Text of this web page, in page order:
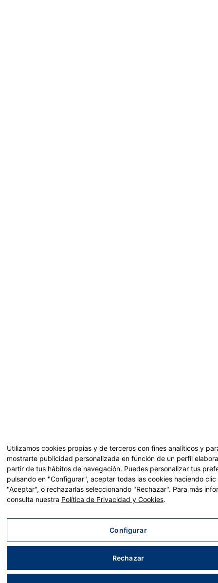
Utilizamos cookies propias y de terceros con fines analíticos y
mostrarte publicidad personalizada en función de un perfil
partir de tus hábitos de navegación. Puedes personalizar tus
pulsando en "Configurar", aceptar todas las cookies haciendo clic
"Aceptar", o rechazarlas seleccionando "Rechazar". Para más
consulta nuestra Política de Privacidad y Cookies.
Configurar
Rechazar